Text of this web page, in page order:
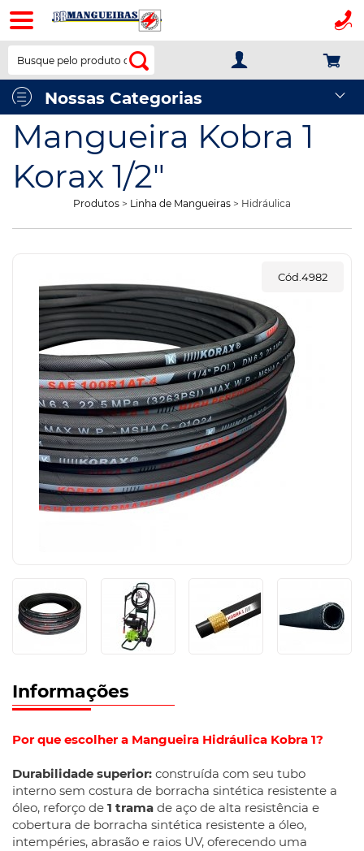
BR
Mangueiras
Nossas Categorias
Mangueira Kobra 1
Korax 1/2"
Produtos > Linha de Mangueiras > Hidráulica
Cód.4982
Informações
Por que escolher a Mangueira Hidráulica Kobra 1?
Durabilidade superior: construída com seu tubo
interno sem costura de borracha sintética resistente a
óleo, reforço de 1 trama de aço de alta resistência e
cobertura de borracha sintética resistente a óleo,
intempéries, abrasão e raios UV, oferecendo uma